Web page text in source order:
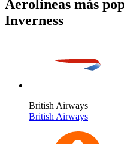
Aerolíneas más
Inverness
British Airways
British Airways